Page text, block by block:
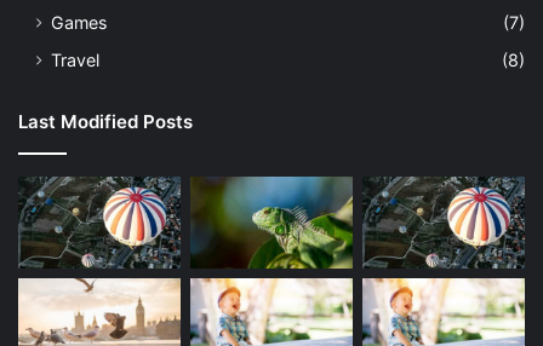
Games
(7)
Travel
(8)
Last Modified Posts